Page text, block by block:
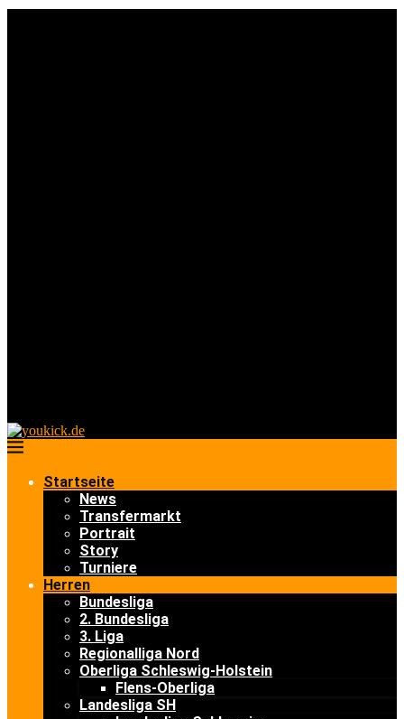
Startseite
News
Transfermarkt
Portrait
Story
Turniere
Herren
Bundesliga
2. Bundesliga
3. Liga
Regionalliga Nord
Oberliga Schleswig-Holstein
Flens-Oberliga
Landesliga SH